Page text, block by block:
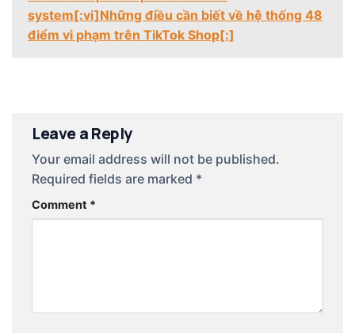
system[:vi]Những điều cần biết về hệ thống 48
điểm vi phạm trên TikTok Shop[:]
Leave a Reply
Your email address will not be published.
Required fields are marked *
Comment *